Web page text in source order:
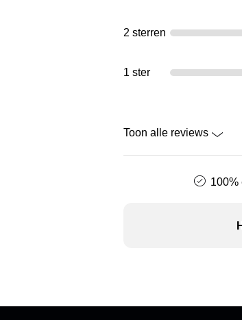
2 sterren
1 ster
Toon alle reviews
100%